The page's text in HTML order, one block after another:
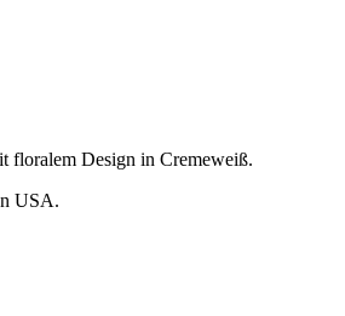
floralem Design in Cremeweiß.
USA.